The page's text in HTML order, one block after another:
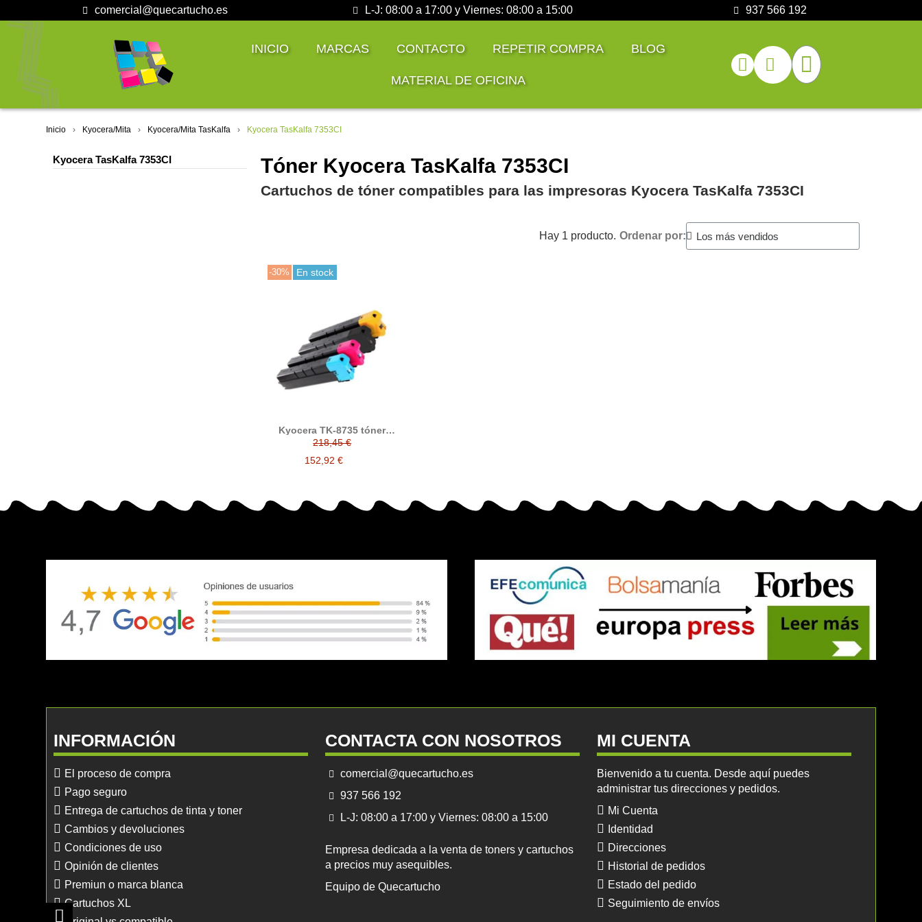
comercial@quecartucho.es L-J: 08:00 a 17:00 y Viernes: 08:00 a 15:00 937 566 192
INICIO MARCAS CONTACTO REPETIR COMPRA BLOG
MATERIAL DE OFICINA
Inicio Kyocera/Mita Kyocera/Mita TasKalfa Kyocera TasKalfa 7353CI
Kyocera TasKalfa 7353CI Tóner Kyocera TasKalfa 7353CI
Cartuchos de tóner compatibles para las impresoras Kyocera TasKalfa 7353CI
Hay 1 producto. Ordenar por:
-30% En stock
Kyocera TK-8735 tóner
compatible
218,45 €
152,92 €
INFORMACIÓN
El proceso de compra
Pago seguro
Entrega de cartuchos de tinta y toner
Cambios y devoluciones
Condiciones de uso
Opinión de clientes
Premiun o marca blanca
Cartuchos XL
CONTACTA CON NOSOTROS
comercial@quecartucho.es
937 566 192
L-J: 08:00 a 17:00 y Viernes: 08:00 a 15:00
Empresa dedicada a la venta de toners y cartuchos
a precios muy asequibles.
Equipo de Quecartucho
MI CUENTA
Bienvenido a tu cuenta. Desde aquí puedes
administrar tus direcciones y pedidos.
Mi Cuenta
Identidad
Direcciones
Historial de pedidos
Estado del pedido
Seguimiento de envíos